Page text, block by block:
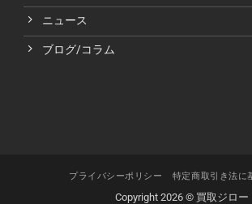
ニュース
ブログ/コラム
プライバシーポリシー 特定商取引き法に
Copyright 2026 © 買取ジロー